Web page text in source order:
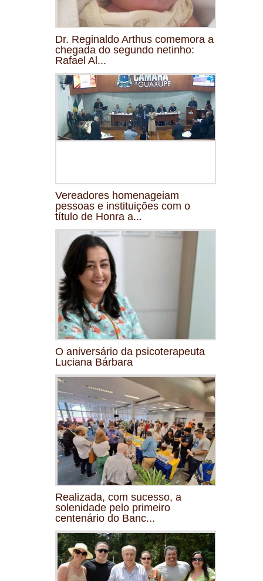
Dr. Reginaldo Arthus comemora a
chegada do segundo netinho:
Rafael Al...
Vereadores homenageiam
pessoas e instituições com o
título de Honra a...
O aniversário da psicoterapeuta
Luciana Bárbara
Realizada, com sucesso, a
solenidade pelo primeiro
centenário do Banc...